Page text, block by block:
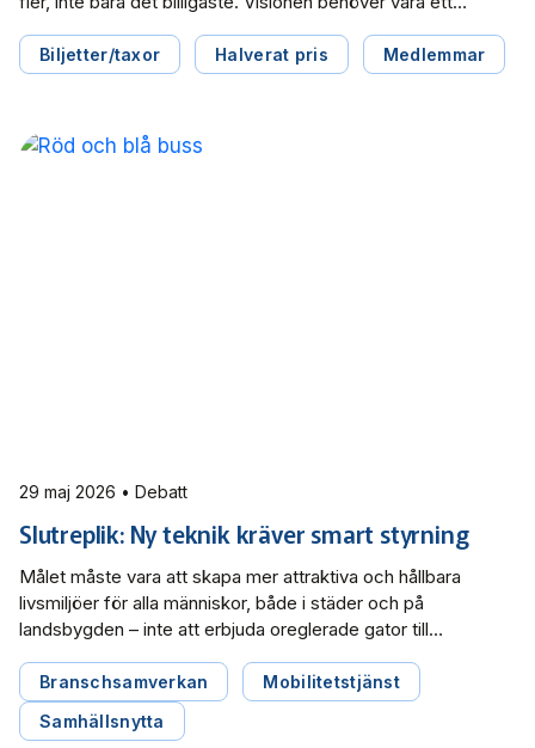
Östgötatrafiken i en debattartikel i Östgöta
Correspondenten.
Biljetter/taxor Halverat pris Medlemmar
29 maj 2026 • Debatt
Slutreplik: Ny teknik kräver smart styrning
Målet måste vara att skapa mer attraktiva och hållbara
livsmiljöer för alla människor, både i städer och på
landsbygden – inte att erbjuda oreglerade gator till
från lokal- och regionaltrafiken i Dagens industri, som svar
på en replik från Timbro. Robotaxis rullar redan i amerikanska
och kinesiska städer och […]
Branschsamverkan
Mobilitetstjänst
Samhällsnytta